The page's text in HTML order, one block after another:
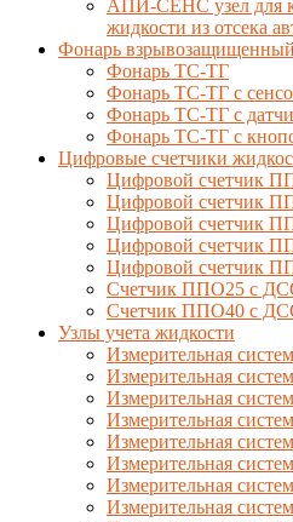
АПИ-СЕНС узел для
жидкости из отсека
Фонарь взрывозащищенный
Фонарь ТС-ТГ
Фонарь ТС-ТГ с
Фонарь ТС-ТГ с
Фонарь ТС-ТГ с
Цифровые счетчики
Цифровой счетчик
Цифровой счетчик
Цифровой счетчик
Цифровой счетчик
Цифровой счетчик
Счетчик ППО25 с
Счетчик ППО40 с
Узлы учета жидкости
Измерительная
Измерительная
Измерительная
Измерительная
Измерительная
Измерительная
Измерительная
Измерительная